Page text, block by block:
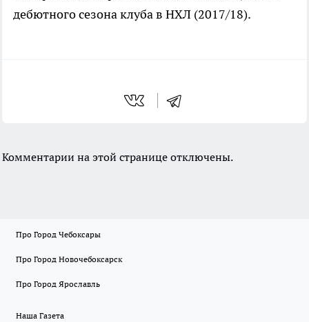
дебютного сезона клуба в НХЛ (2017/18).
Комментарии на этой странице отключены.
Про Город Чебоксары
Про Город Новочебоксарск
Про Город Ярославль
Наша Газета